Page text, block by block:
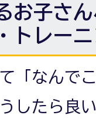
お子さ
トレー
「なんで
したら良